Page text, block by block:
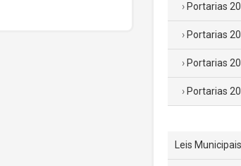
Portarias
Portarias
Portarias
Portarias
Leis Municipais